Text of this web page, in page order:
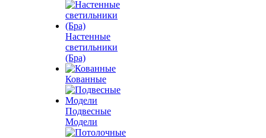
Настенные
светильники
(Бра)
Кованные
Подвесные
Модели